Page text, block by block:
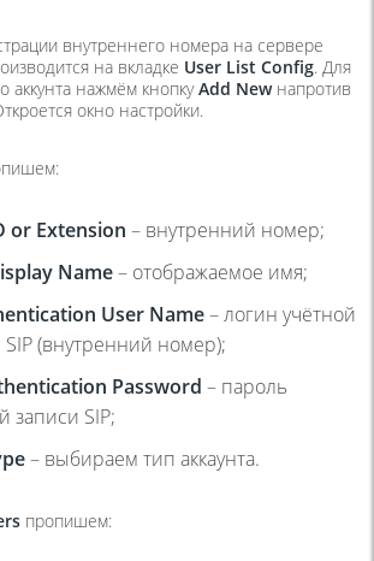
внутреннего номера на сервере
на вкладке User List Config. Для
аккунта нажмём кнопкуAdd Newнапротив
окно настройки.
or Extension – внутренний номер;
Name– отображаемое имя;
User Name– логин учётной
SIP (внутренний номер);
Password – пароль
записи SIP;
– выбираем тип аккаунта.
пропишем: